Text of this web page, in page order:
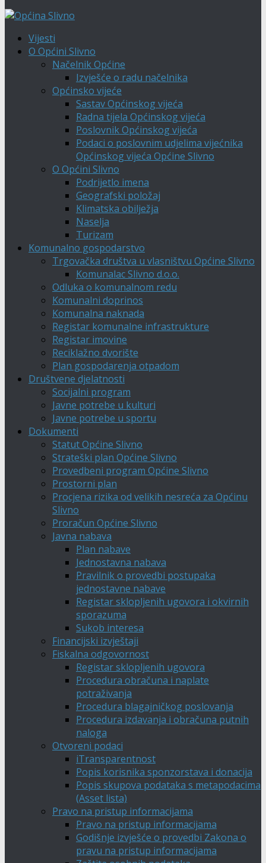
Vijesti
O Općini Slivno
Načelnik Općine
Izvješće o radu načelnika
Općinsko vijeće
Sastav Općinskog vijeća
Radna tijela Općinskog vijeća
Poslovnik Općinskog vijeća
Podaci o poslovnim udjelima vijećnika
Općinskog vijeća Općine Slivno
O Općini Slivno
Podrijetlo imena
Geografski položaj
Klimatska obilježja
Naselja
Turizam
Komunalno gospodarstvo
Trgovačka društva u vlasništvu Općine Slivno
Komunalac Slivno d.o.o.
Odluka o komunalnom redu
Komunalni doprinos
Komunalna naknada
Registar komunalne infrastrukture
Registar imovine
Reciklažno dvorište
Plan gospodarenja otpadom
Društvene djelatnosti
Socijalni program
Javne potrebe u kulturi
Javne potrebe u sportu
Dokumenti
Statut Općine Slivno
Strateški plan Općine Slivno
Provedbeni program Općine Slivno
Prostorni plan
Procjena rizika od velikih nesreća za Općinu
Slivno
Proračun Općine Slivno
Javna nabava
Plan nabave
Jednostavna nabava
Pravilnik o provedbi postupaka
jednostavne nabave
Registar sklopljenih ugovora i okvirnih
sporazuma
Sukob interesa
Financijski izvještaji
Fiskalna odgovornost
Registar sklopljenih ugovora
Procedura obračuna i naplate
potraživanja
Procedura blagajničkog poslovanja
Procedura izdavanja i obračuna putnih
naloga
Otvoreni podaci
iTransparentnost
Popis korisnika sponzorstava i donacija
Popis skupova podataka s metapodacima
(Asset lista)
Pravo na pristup informacijama
Pravo na pristup informacijama
Godišnje izvješće o provedbi Zakona o
pravu na pristup informacijama